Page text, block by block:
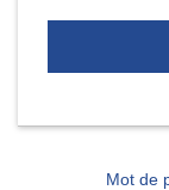
Mot de